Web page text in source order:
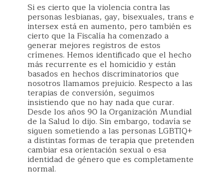
Si es cierto que la violencia contra las
personas lesbianas, gay, bisexuales, trans e
intersex está en aumento, pero también es
cierto que la Fiscalía ha comenzado a
generar mejores registros de estos
crímenes. Hemos identificado que el hecho
más recurrente es el homicidio y están
basados en hechos discriminatorios que
nosotros llamamos prejuicio. Respecto a las
terapias de conversión, seguimos
insistiendo que no hay nada que curar.
Desde los años 90 la Organización Mundial
de la Salud lo dijo. Sin embargo, todavía se
siguen sometiendo a las personas LGBTIQ+
a distintas formas de terapia que pretenden
cambiar esa orientación sexual o esa
identidad de género que es completamente
normal.